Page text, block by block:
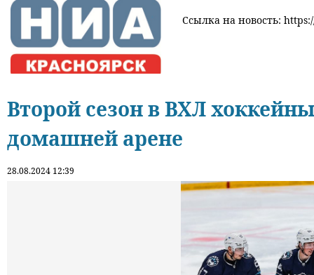
Ссылка на новость:
Второй сезон в ВХЛ
домашней арене
28.08.2024 12:39